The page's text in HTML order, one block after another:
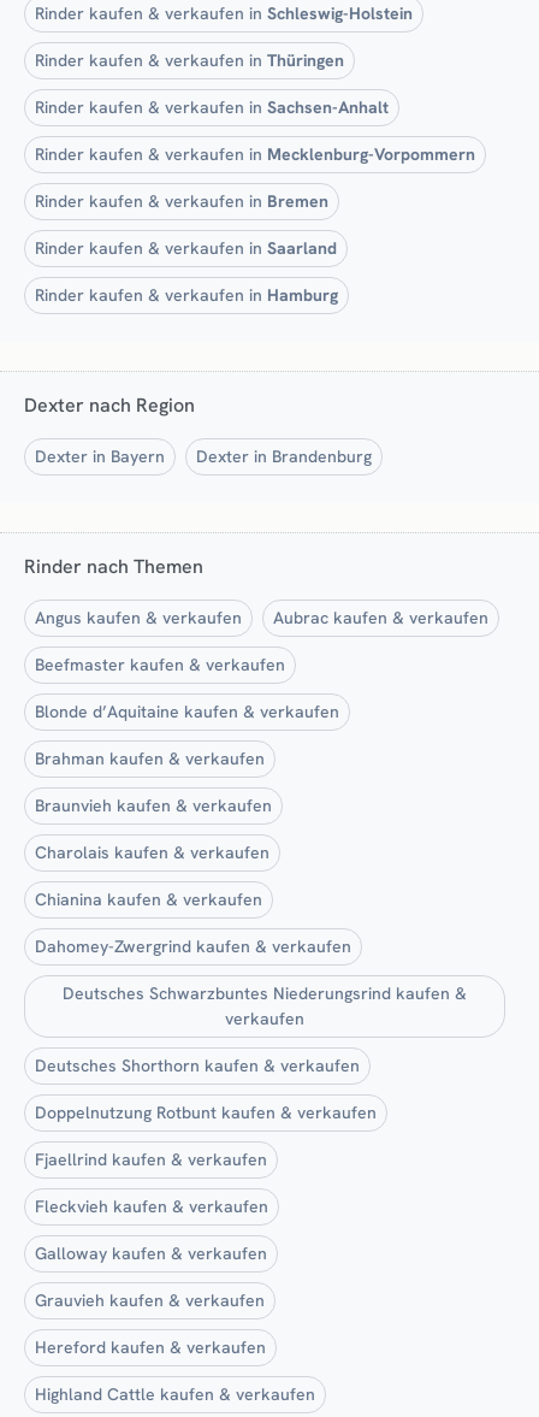
Rinder kaufen & verkaufen in Schleswig-Holstein
Rinder kaufen & verkaufen in Thüringen
Rinder kaufen & verkaufen in Sachsen-Anhalt
Rinder kaufen & verkaufen in Mecklenburg-Vorpommern
Rinder kaufen & verkaufen in Bremen
Rinder kaufen & verkaufen in Saarland
Rinder kaufen & verkaufen in Hamburg
Dexter nach Region
Dexter in Bayern Dexter in Brandenburg
Rinder nach Themen
Angus kaufen & verkaufen Aubrac kaufen & verkaufen
Beefmaster kaufen & verkaufen
Blonde d’Aquitaine kaufen & verkaufen
Brahman kaufen & verkaufen
Braunvieh kaufen & verkaufen
Charolais kaufen & verkaufen
Chianina kaufen & verkaufen
Dahomey-Zwergrind kaufen & verkaufen
Deutsches Schwarzbuntes Niederungsrind kaufen &
verkaufen
Deutsches Shorthorn kaufen & verkaufen
Doppelnutzung Rotbunt kaufen & verkaufen
Fjaellrind kaufen & verkaufen
Fleckvieh kaufen & verkaufen
Galloway kaufen & verkaufen
Grauvieh kaufen & verkaufen
Hereford kaufen & verkaufen
Highland Cattle kaufen & verkaufen